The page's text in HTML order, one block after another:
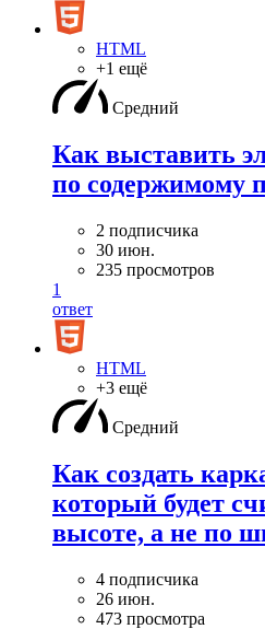
HTML
+1 ещё
Средний
Как выставить
по содержимому
2 подписчика
30 июн.
235 просмотров
1
ответ
HTML
+3 ещё
Средний
Как создать
который будет
высоте, а не по
4 подписчика
26 июн.
473 просмотра